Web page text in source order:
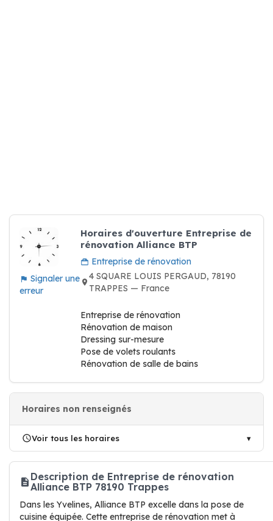
Signaler une
erreur
Horaires d'ouverture Entreprise de
rénovation Alliance BTP
Entreprise de rénovation
4 SQUARE LOUIS PERGAUD, 78190
TRAPPES — France
Entreprise de rénovation
Rénovation de maison
Dressing sur-mesure
Pose de volets roulants
Rénovation de salle de bains
Horaires non renseignés
Voir tous les horaires
Description de Entreprise de rénovation
Alliance BTP 78190 Trappes
Dans les Yvelines, Alliance BTP excelle dans la pose de
cuisine équipée. Cette entreprise de rénovation met à